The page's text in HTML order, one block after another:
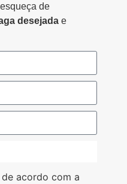
de
desejada e
acordo com a